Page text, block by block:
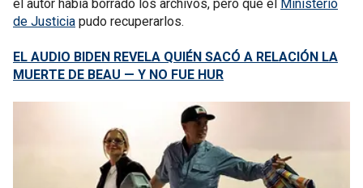
el autor había borrado los archivos, pero que el Ministerio
de Justicia pudo recuperarlos.
EL AUDIO BIDEN REVELA QUIÉN SACÓ A RELACIÓN LA
MUERTE DE BEAU — Y NO FUE HUR